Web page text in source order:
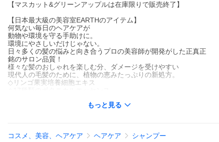
【マスカット&グリーンアップルは在庫限りで販売終了】
【日本最大級の美容室EARTHのアイテム】
何気ない毎日のヘアケアが
動物や環境を守る手助けに。
環境にやさしいだけじゃない。
日々多くの髪の悩みと向き合うプロの美容師が開発がした正真正
銘のサロン品質！
様々な髪のおしゃれを楽しむ分、ダメージを受けやすい
現代人の毛髪のために、植物の恵みたっぷりの新処方。
◇リンゴ果実培養細胞エキス
アップ。
もっと見る
コスメ、美容、ヘアケア ヘアケア シャンプー